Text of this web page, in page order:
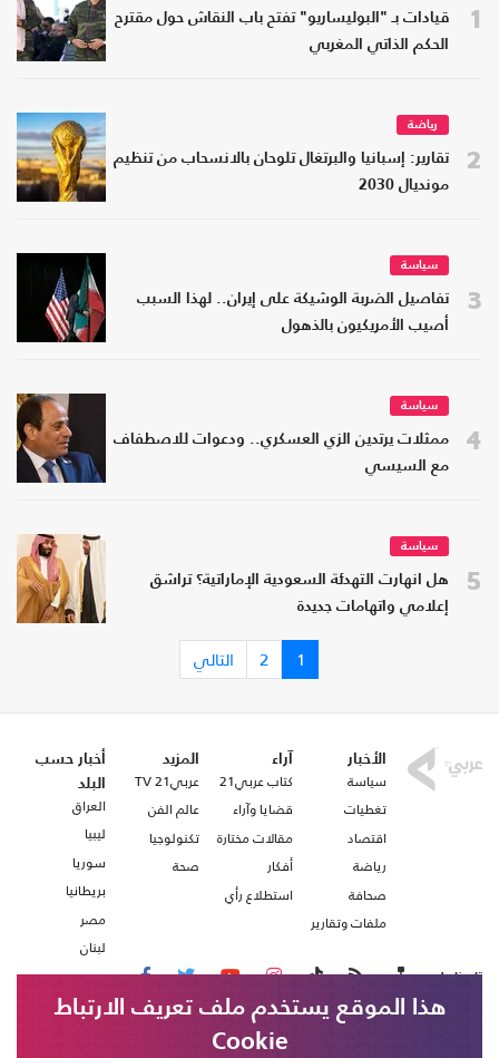
1
قيادات بـ "البوليساريو" تفتح باب النقاش حول مقترح
الحكم الذاتي المغربي
2
رياضة
تقارير: إسبانيا والبرتغال تلوحان بالانسحاب من تنظيم
مونديال 2030
3
سياسة
تفاصيل الضربة الوشيكة على إيران.. لهذا السبب
أصيب الأمريكيون بالذهول
4
سياسة
ممثلات يرتدين الزي العسكري.. ودعوات للاصطفاف
مع السيسي
5
سياسة
هل انهارت التهدئة السعودية الإماراتية؟ تراشق
إعلامي واتهامات جديدة
1
2 التالي
الأخبار
سياسة
تغطيات
اقتصاد
رياضة
صحافة
ملفات وتقارير
آراء
كتاب عربي21
قضايا وآراء
مقالات مختارة
أفكار
استطلاع رأي
المزيد
عربي21 TV
عالم الفن
تكنولوجيا
صحة
أخبار حسب
البلد
العراق
ليبيا
سوريا
بريطانيا
مصر
لبنان
تابعنا على
هذا الموقع يستخدم ملف تعريف الارتباط
Cookie